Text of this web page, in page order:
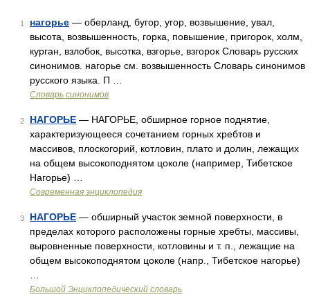
1 нагорье — оберланд, бугор, угор, возвышение, увал,
высота, возвышенность, горка, повышение, пригорок, холм,
курган, взлобок, высотка, взгорье, взгорок Словарь русских
синонимов. нагорье см. возвышенность Словарь синонимов
русского языка. П …
Словарь синонимов
2 НАГОРЬЕ — НАГОРЬЕ, обширное горное поднятие,
характеризующееся сочетанием горных хребтов и
массивов, плоскогорий, котловин, плато и долин, лежащих
на общем высокоподнятом цоколе (например, Тибетское
Нагорье) …
Современная энциклопедия
3 НАГОРЬЕ — обширный участок земной поверхности, в
пределах которого расположены горные хребты, массивы,
выровненные поверхности, котловины и т. п., лежащие на
общем высокоподнятом цоколе (напр., Тибетское нагорье)
Большой Энциклопедический словарь